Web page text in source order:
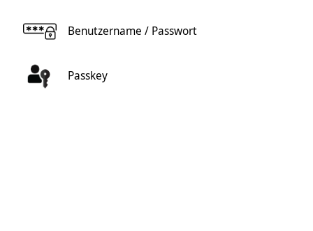
Benutzername / Passwort
Passkey